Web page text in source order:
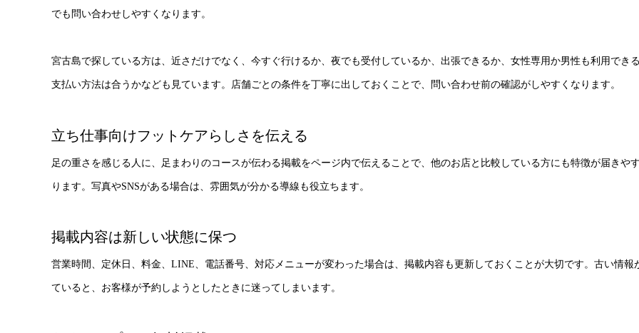
でも問い合わせしやすくなります。
宮古島で探している方は、近さだけでなく、今すぐ行けるか、夜でも受付しているか、出張できるか、女性専用か男性も利用できる
支払い方法は合うかなども見ています。店舗ごとの条件を丁寧に出しておくことで、問い合わせ前の確認がしやすくなります。
立ち仕事向けフットケアらしさを伝える
足の重さを感じる人に、足まわりのコースが伝わる掲載をページ内で伝えることで、他のお店と比較している方にも特徴が届きや
ります。写真やSNSがある場合は、雰囲気が分かる導線も役立ちます。
掲載内容は新しい状態に保つ
営業時間、定休日、料金、LINE、電話番号、対応メニューが変わった場合は、掲載内容も更新しておくことが大切です。古い情報
ていると、お客様が予約しようとしたときに迷ってしまいます。